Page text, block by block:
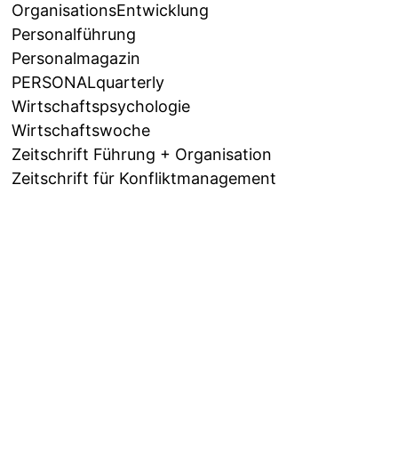
OrganisationsEntwicklung
Personalführung
Personalmagazin
PERSONALquarterly
Wirtschaftspsychologie
Wirtschaftswoche
Zeitschrift Führung + Organisation
Zeitschrift für Konfliktmanagement